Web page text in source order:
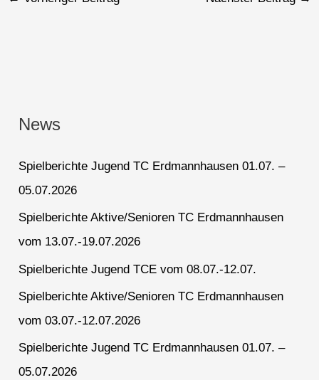
News
Spielberichte Jugend TC Erdmannhausen 01.07. –
05.07.2026
Spielberichte Aktive/Senioren TC Erdmannhausen
vom 13.07.-19.07.2026
Spielberichte Jugend TCE vom 08.07.-12.07.
Spielberichte Aktive/Senioren TC Erdmannhausen
vom 03.07.-12.07.2026
Spielberichte Jugend TC Erdmannhausen 01.07. –
05.07.2026